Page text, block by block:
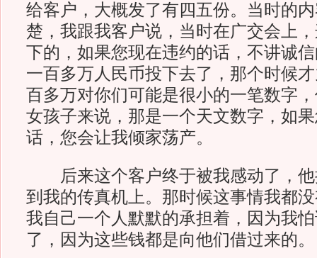
给客户，大概发了有四五份。当时的
楚，我跟我客户说，当时在广交会上
下的，如果您现在违约的话，不讲诚
一百多万人民币投下去了，那个时候
百多万对你们可能是很小的一笔数字
女孩子来说，那是一个天文数字，如
话，您会让我倾家荡产。
后来这个客户终于被我感动了，他
到我的传真机上。那时候这事情我都
我自己一个人默默的承担着，因为我
了，因为这些钱都是向他们借过来的。